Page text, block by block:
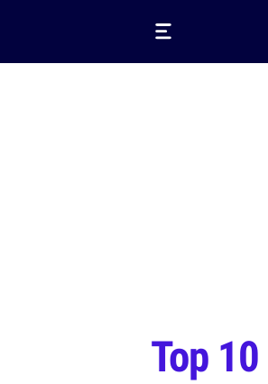
Top 10